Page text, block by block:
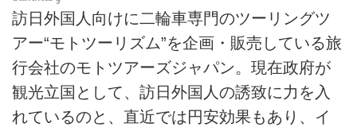
訪日外国人向けに二輪車専門のツーリングツ
アー“モトツーリズム”を企画・販売している旅
行会社のモトツアーズジャパン。現在政府が
観光立国として、訪日外国人の誘致に力を入
れているのと、直近では円安効果もあり、イ